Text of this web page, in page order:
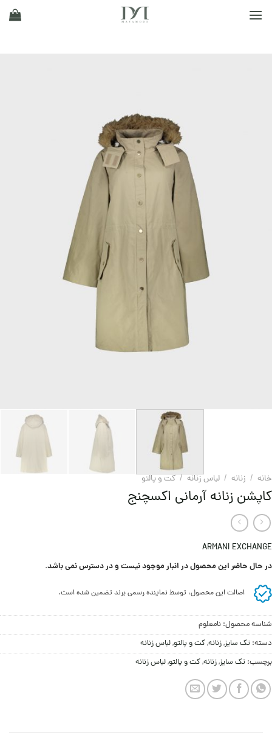
خانه / زنانه / لباس زنانه / کت و پالتو
کاپشن زنانه آرمانی اکسچنج
ARMANI EXCHANGE
در حال حاضر این محصول در انبار موجود نیست و در دسترس نمی باشد.
اصالت این محصول، توسط نماینده رسمی برند تضمین شده است.
شناسه محصول: نامعلوم
دسته: تک سایز,زنانه,کت و پالتو,لباس زنانه
برچسب: تک سایز,زنانه,کت و پالتو,لباس زنانه